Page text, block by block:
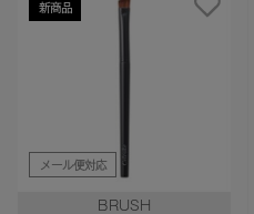
新商品
メール便対応
BRUSH